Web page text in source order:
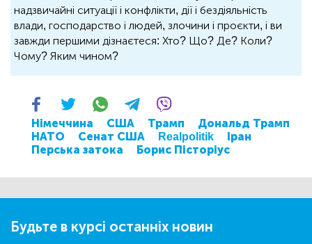
надзвичайні ситуації і конфлікти, дії і бездіяльність
влади, господарство і людей, злочини і проєкти, і ви
завжди першими дізнаєтеся: Хто? Що? Де? Коли?
Чому? Яким чином?
Німеччина США Трамп
Дональд Трамп
НАТО
Сенат США Realpolitik
Іран
Перська затока
Борис Пісторіус
Будьте в курсі останніх новин